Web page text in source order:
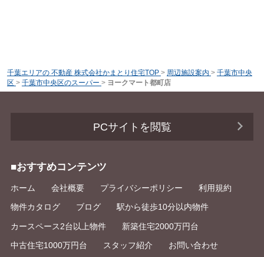
千葉エリアの 不動産 株式会社かまとり住宅TOP > 周辺施設案内 > 千葉市中央
区 > 千葉市中央区のスーパー > ヨークマート都町店
PCサイトを閲覧
■おすすめコンテンツ
ホーム 会社概要 プライバシーポリシー 利用規約
物件カタログ ブログ 駅から徒歩10分以内物件
カースペース2台以上物件 新築住宅2000万円台
中古住宅1000万円台 スタッフ紹介 お問い合わせ